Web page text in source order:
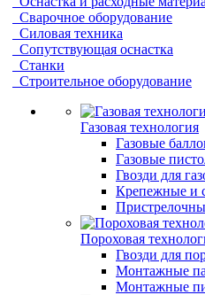
Сварочное оборудование
Силовая техника
Сопутствующая оснастка
Станки
Строительное оборудование
Газовая технология
Газовые
Газовые
Гвозди для
Крепежные и
Пороховая
Гвозди для
Монтажные
Монтажные